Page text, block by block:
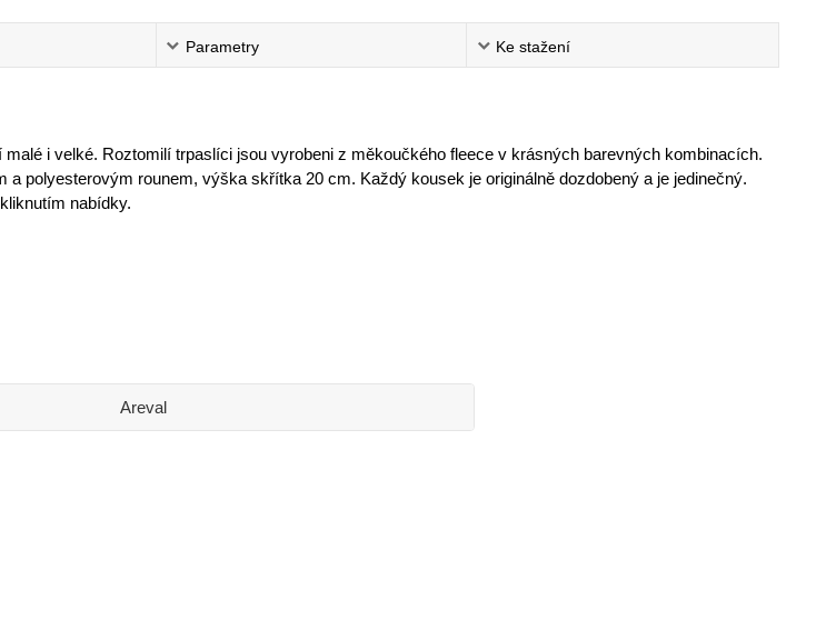
Parametry Ke stažení
malé i velké. Roztomilí trpaslíci jsou vyrobeni z měkoučkého fleece v krásných barevných kombinacích.
a polyesterovým rounem, výška skřítka 20 cm. Každý kousek je originálně dozdobený a je jedinečný.
nabídky.
Areval